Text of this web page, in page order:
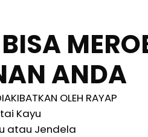
ANDA
OLEH RAYAP
Kayu
atau Jendela